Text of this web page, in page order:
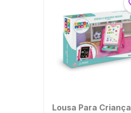
Lousa Para Criança